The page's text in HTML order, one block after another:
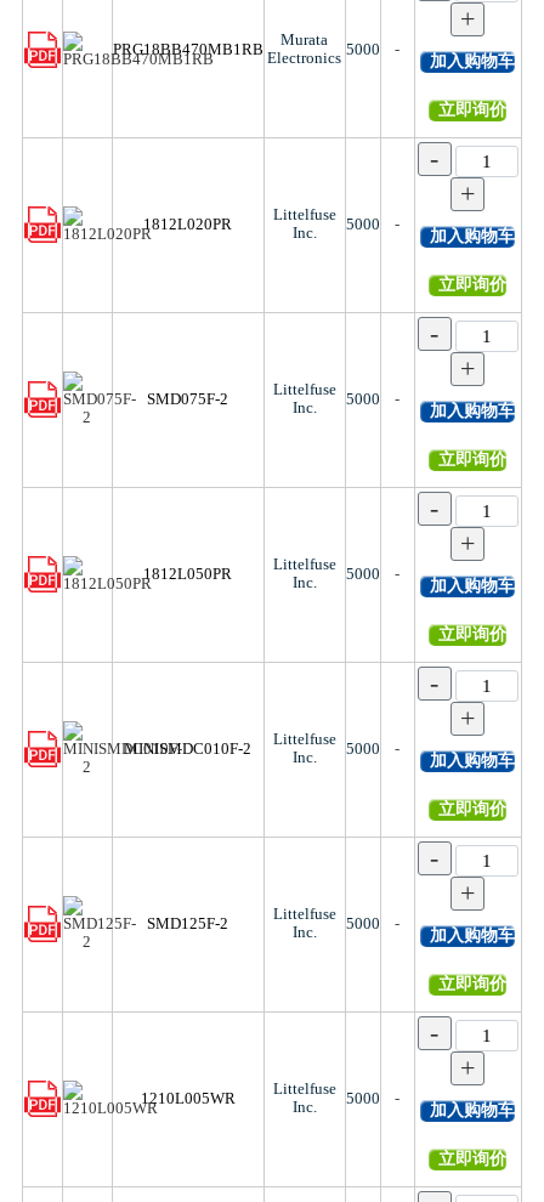
PRG18BB470MB1RB
Murata
Electronics 5000 -
+
加入购物车
立即询价
1812L020PR
Littelfuse
Inc.
5000 -
-
+
加入购物车
立即询价
SMD075F-2
Littelfuse
Inc.
5000 -
-
+
加入购物车
立即询价
1812L050PR
Littelfuse
Inc.
5000 -
-
+
加入购物车
立即询价
MINISMDC010F-2
Littelfuse
Inc.
5000 -
-
+
加入购物车
立即询价
SMD125F-2
Littelfuse
Inc.
5000 -
-
+
加入购物车
立即询价
1210L005WR
Littelfuse
Inc.
5000 -
-
+
加入购物车
立即询价